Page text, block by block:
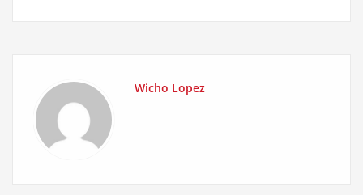
Wicho Lopez